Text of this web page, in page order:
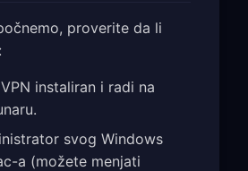
proverite da li
instaliran i radi na
svog Windows
a (možete menjati